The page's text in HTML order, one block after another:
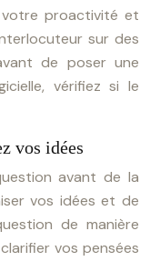
votre proactivité et
sur des
de poser une
vérifiez si le
vos idées
avant de la
vos idées et de
de manière
vos pensées